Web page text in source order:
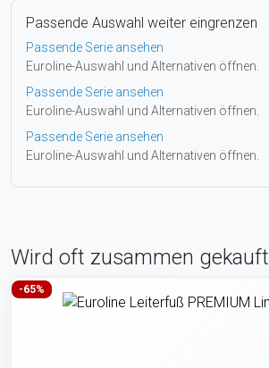
Passende Auswahl weiter eingrenzen
Passende Serie ansehen
Euroline-Auswahl und Alternativen öffnen.
Passende Serie ansehen
Euroline-Auswahl und Alternativen öffnen.
Passende Serie ansehen
Euroline-Auswahl und Alternativen öffnen.
Wird oft zusammen gekauft
-65%